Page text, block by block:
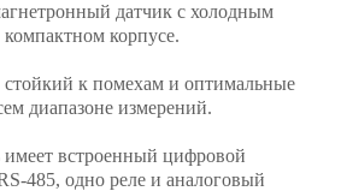
датчик с холодным
корпусе.
к помехам и оптимальные
диапазоне измерений.
встроенный цифровой
485, одно реле и аналоговый